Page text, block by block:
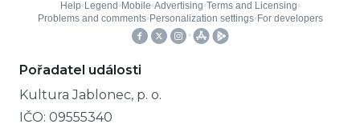
Pořadatel události
Kultura Jablonec, p. o.
IČO: 09555340